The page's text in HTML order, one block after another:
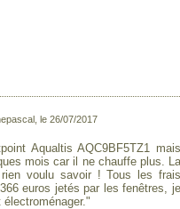
le 26/07/2017
Aqualtis AQC9BF5TZ1 mais
mois car il ne chauffe plus. La
voulu savoir ! Tous les frais
euros jetés par les fenêtres, je